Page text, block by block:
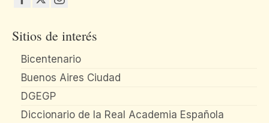
Sitios de interés
Bicentenario
Buenos Aires Ciudad
DGEGP
Diccionario de la Real Academia Española